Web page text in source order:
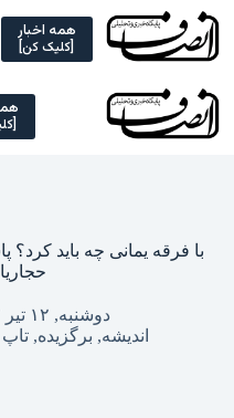
Skip
content
همه اخبار
[کلیک کن]
با فرقه یمانی چه باید
دوشنبه, ۱۲ تیر ۱۴۰۲ – ۰۷:۰۰
اندیشه, برگزیده, تاپ